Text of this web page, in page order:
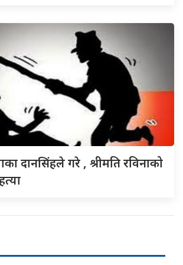
दानसिंहले गरे , श्रीमति रविनाको